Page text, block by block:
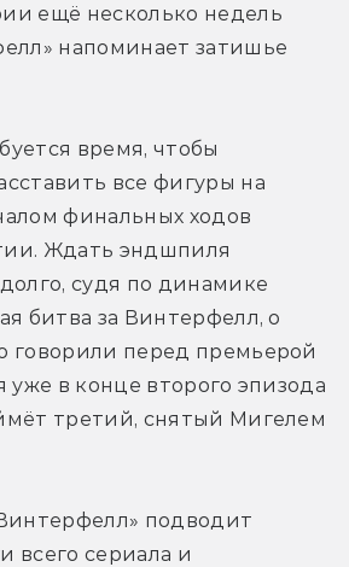
ещё несколько недель
напоминает затишье
время, чтобы
все фигуры на
финальных ходов
Ждать эндшпиля
судя по динамике
битва за Винтерфелл, о
говорили перед премьерой
уже в конце второго эпизода
третий, снятый Мигелем
подводит
всего сериала и